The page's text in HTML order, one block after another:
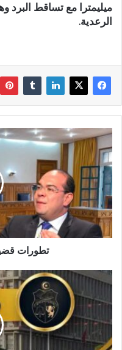
ميليمترا مع تساقط البرد
الرعدية.
تطورات